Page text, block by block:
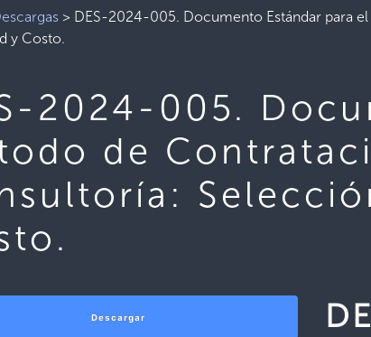
> DES-2024-005. Documento Estándar para
y Costo.
2024-005.
de
Descargar